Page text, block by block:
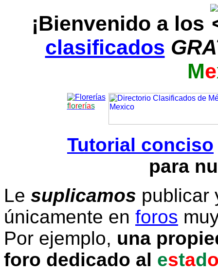
¡Bienvenido a los
clasificados
Me
florerías
Tutorial conciso
para
Le suplicamos publicar
únicamente en foros
Por ejemplo, una
foro dedicado al estad